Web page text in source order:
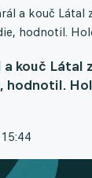
a kouč Látal
hodnotil.
kouč Látal
hodnotil.